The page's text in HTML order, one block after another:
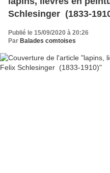
Schlesinger (1833-
Publié le 15/09/2020 à 20:26
Par Balades comtoises